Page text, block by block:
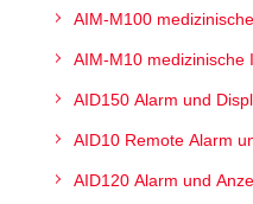
AIM-M100
AIM-M10 medizinische
AID150 Alarm und
AID10 Remote Alarm
AID120 Alarm und